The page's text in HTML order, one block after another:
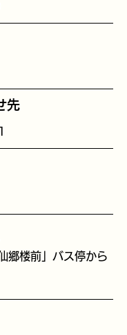
先
郷楼前」バス停から